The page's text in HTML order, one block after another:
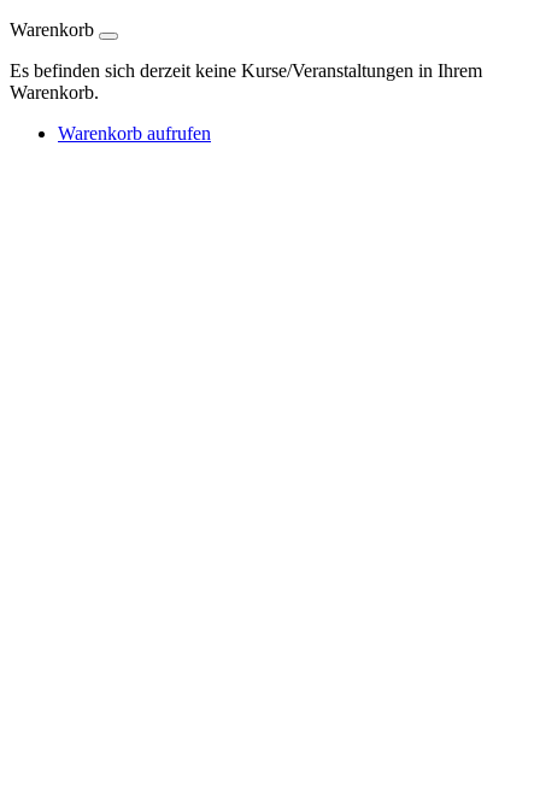
Warenkorb
Es befinden sich derzeit keine Kurse/Veranstaltungen in Ihrem
Warenkorb.
Warenkorb aufrufen